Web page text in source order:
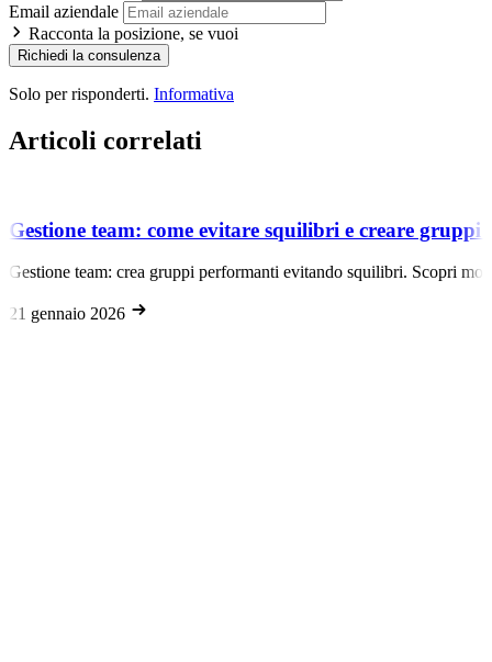
Email aziendale
Racconta la posizione, se vuoi
Richiedi la consulenza
Solo per risponderti. Informativa
Articoli correlati
Gestione team: come evitare squilibri e creare
Gestione team: crea gruppi performanti evitando squilibri. Scopri
21 gennaio 2026